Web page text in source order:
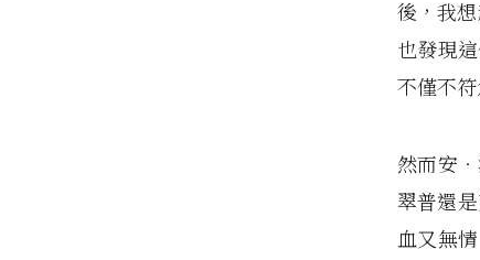
後，我
也發現
不僅不
然而安‧
翠普還
血又無